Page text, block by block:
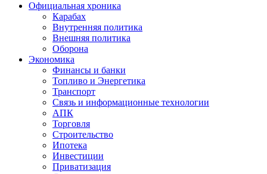
Официальная хроника
Карабах
Внутренняя политика
Внешняя политика
Оборона
Экономика
Финансы и банки
Топливо и Энергетика
Транспорт
Связь и информационные технологии
АПК
Торговля
Строительство
Ипотека
Инвестиции
Приватизация